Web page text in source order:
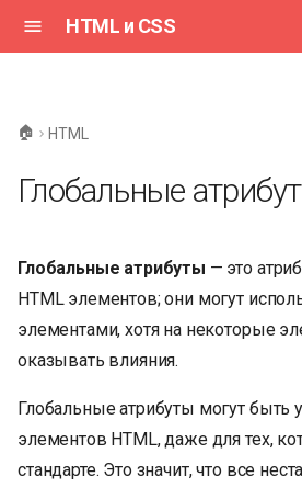
HTML и CSS
л
ц
🏠 HTML
Глобальные
Глобальные атрибуты — это
HTML элементов; они могут
элементами, хотя на некоторые
оказывать влияния.
Глобальные атрибуты могут
элементов HTML, даже для тех,
стандарте. Это значит, что все